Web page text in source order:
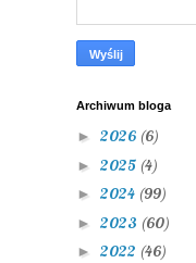
Archiwum bloga
► 2026 (6)
► 2025 (4)
► 2024 (99)
► 2023 (60)
► 2022 (46)